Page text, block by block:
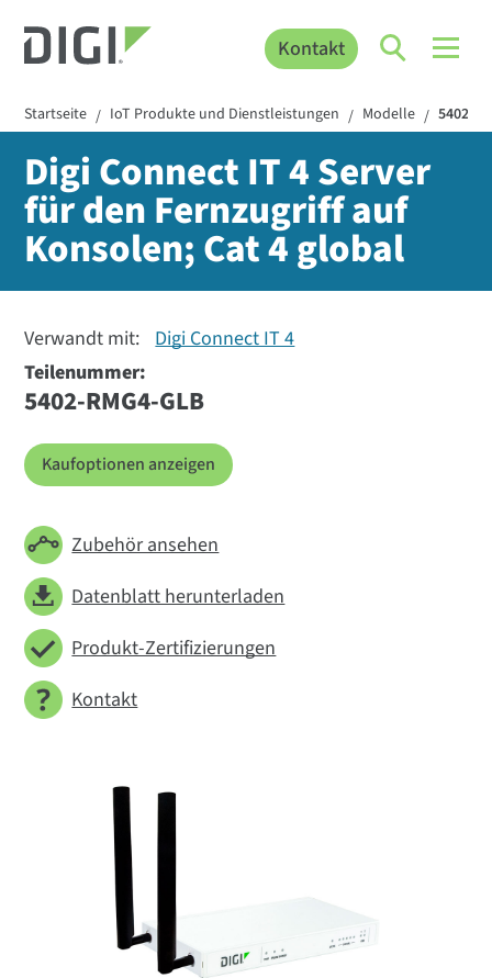
Kontakt
Startseite / IoT Produkte und Dienstleistungen / Modelle / 5402-
Digi Connect IT 4 Server
für den Fernzugriff auf
Konsolen; Cat 4 global
Verwandt mit: Digi Connect IT 4
Teilenummer:
5402-RMG4-GLB
Kaufoptionen anzeigen
Zubehör ansehen
Datenblatt herunterladen
Produkt-Zertifizierungen
Kontakt